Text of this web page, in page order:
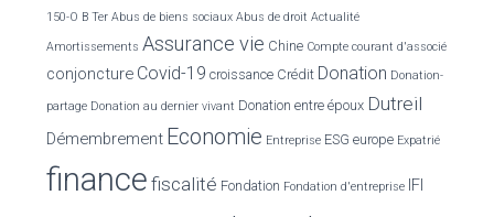
r150-O B Ter Abus de biens sociaux Abus de droit Actualité
Amortissements Assurance vie Chine Compte courant d'associé
conjoncture Covid-19 croissance Crédit Donation Donation-
partage Donation au dernier vivant Donation entre époux Dutreil
Démembrement Economie Entreprise ESG europe Expatrié
finance fiscalité Fondation Fondation d'entreprise IFI